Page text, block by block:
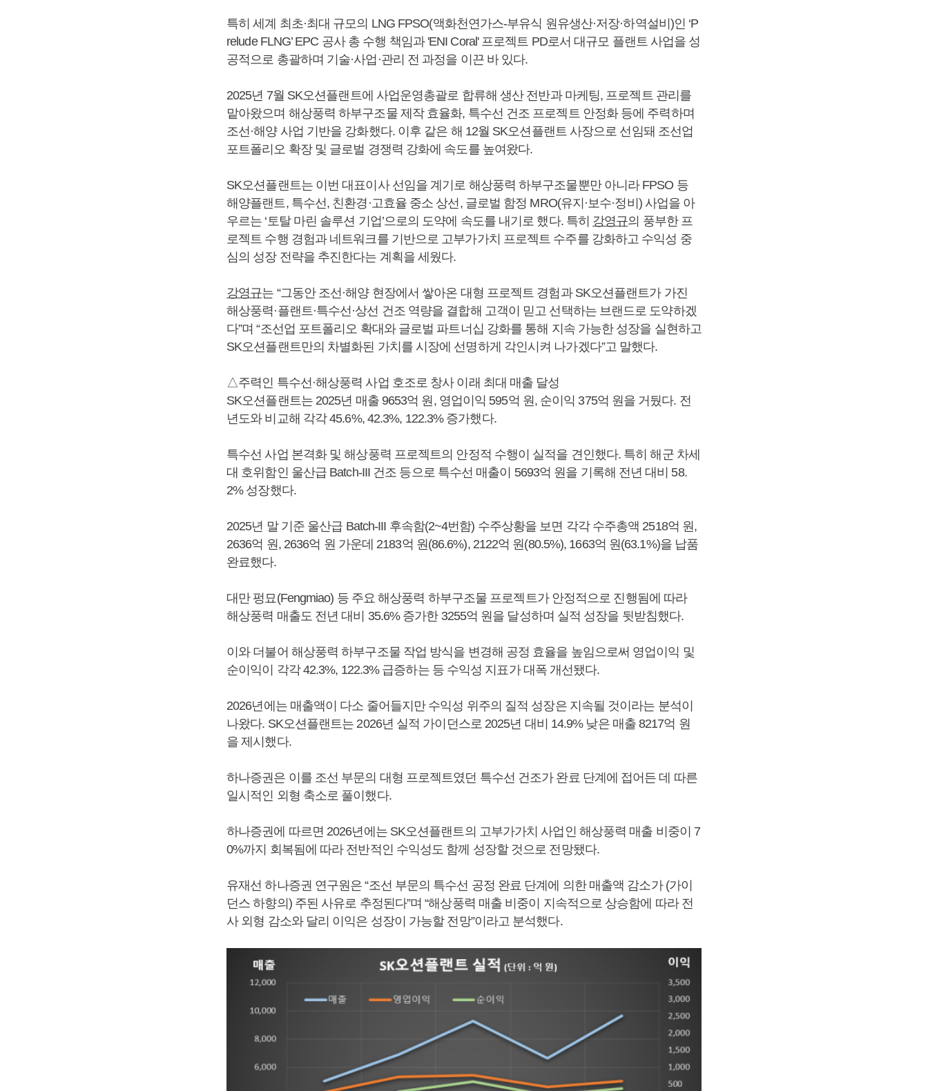
특히 세계 최초·최대 규모의 LNG FPSO(액화천연가스-부유식 원유생산·저장·하역설비)인 ‘P
relude FLNG’ EPC 공사 총 수행 책임과 'ENI Coral' 프로젝트 PD로서 대규모 플랜트 사업을 성
공적으로 총괄하며 기술·사업·관리 전 과정을 이끈 바 있다.
2025년 7월 SK오션플랜트에 사업운영총괄로 합류해 생산 전반과 마케팅, 프로젝트 관리를
맡아왔으며 해상풍력 하부구조물 제작 효율화, 특수선 건조 프로젝트 안정화 등에 주력하며
조선·해양 사업 기반을 강화했다. 이후 같은 해 12월 SK오션플랜트 사장으로 선임돼 조선업
포트폴리오 확장 및 글로벌 경쟁력 강화에 속도를 높여왔다.
SK오션플랜트는 이번 대표이사 선임을 계기로 해상풍력 하부구조물뿐만 아니라 FPSO 등
해양플랜트, 특수선, 친환경·고효율 중소 상선, 글로벌 함정 MRO(유지·보수·정비) 사업을 아
우르는 ‘토탈 마린 솔루션 기업’으로의 도약에 속도를 내기로 했다. 특히 강영규의 풍부한 프
로젝트 수행 경험과 네트워크를 기반으로 고부가가치 프로젝트 수주를 강화하고 수익성 중
심의 성장 전략을 추진한다는 계획을 세웠다.
강영규는 “그동안 조선·해양 현장에서 쌓아온 대형 프로젝트 경험과 SK오션플랜트가 가진
해상풍력·플랜트·특수선·상선 건조 역량을 결합해 고객이 믿고 선택하는 브랜드로 도약하겠
다”며 “조선업 포트폴리오 확대와 글로벌 파트너십 강화를 통해 지속 가능한 성장을 실현하고
SK오션플랜트만의 차별화된 가치를 시장에 선명하게 각인시켜 나가겠다”고 말했다.
△주력인 특수선·해상풍력 사업 호조로 창사 이래 최대 매출 달성
SK오션플랜트는 2025년 매출 9653억 원, 영업이익 595억 원, 순이익 375억 원을 거뒀다. 전
년도와 비교해 각각 45.6%, 42.3%, 122.3% 증가했다.
특수선 사업 본격화 및 해상풍력 프로젝트의 안정적 수행이 실적을 견인했다. 특히 해군 차세
대 호위함인 울산급 Batch-III 건조 등으로 특수선 매출이 5693억 원을 기록해 전년 대비 58.
2% 성장했다.
2025년 말 기준 울산급 Batch-III 후속함(2~4번함) 수주상황을 보면 각각 수주총액 2518억 원,
2636억 원, 2636억 원 가운데 2183억 원(86.6%), 2122억 원(80.5%), 1663억 원(63.1%)을 납품
완료했다.
대만 펑묘(Fengmiao) 등 주요 해상풍력 하부구조물 프로젝트가 안정적으로 진행됨에 따라
해상풍력 매출도 전년 대비 35.6% 증가한 3255억 원을 달성하며 실적 성장을 뒷받침했다.
이와 더불어 해상풍력 하부구조물 작업 방식을 변경해 공정 효율을 높임으로써 영업이익 및
순이익이 각각 42.3%, 122.3% 급증하는 등 수익성 지표가 대폭 개선됐다.
2026년에는 매출액이 다소 줄어들지만 수익성 위주의 질적 성장은 지속될 것이라는 분석이
나왔다. SK오션플랜트는 2026년 실적 가이던스로 2025년 대비 14.9% 낮은 매출 8217억 원
을 제시했다.
하나증권은 이를 조선 부문의 대형 프로젝트였던 특수선 건조가 완료 단계에 접어든 데 따른
일시적인 외형 축소로 풀이했다.
하나증권에 따르면 2026년에는 SK오션플랜트의 고부가가치 사업인 해상풍력 매출 비중이 7
0%까지 회복됨에 따라 전반적인 수익성도 함께 성장할 것으로 전망됐다.
유재선 하나증권 연구원은 “조선 부문의 특수선 공정 완료 단계에 의한 매출액 감소가 (가이
던스 하향의) 주된 사유로 추정된다”며 “해상풍력 매출 비중이 지속적으로 상승함에 따라 전
사 외형 감소와 달리 이익은 성장이 가능할 전망”이라고 분석했다.